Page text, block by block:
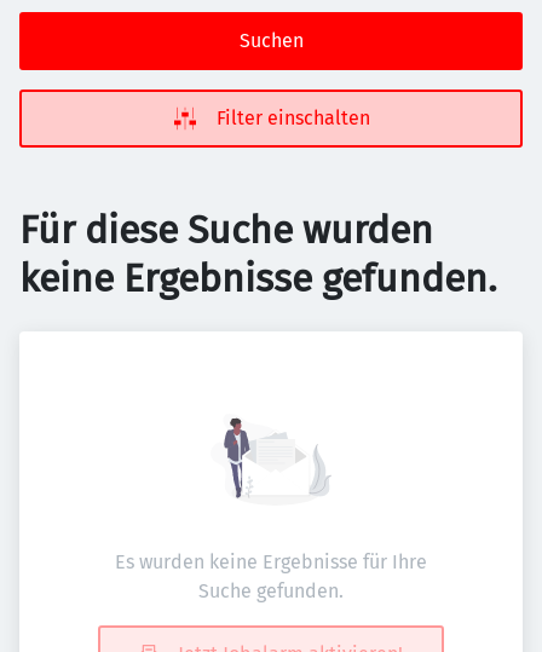
Suchen
Filter einschalten
Für diese Suche wurden
keine Ergebnisse gefunden.
Es wurden keine Ergebnisse für Ihre
Suche gefunden.